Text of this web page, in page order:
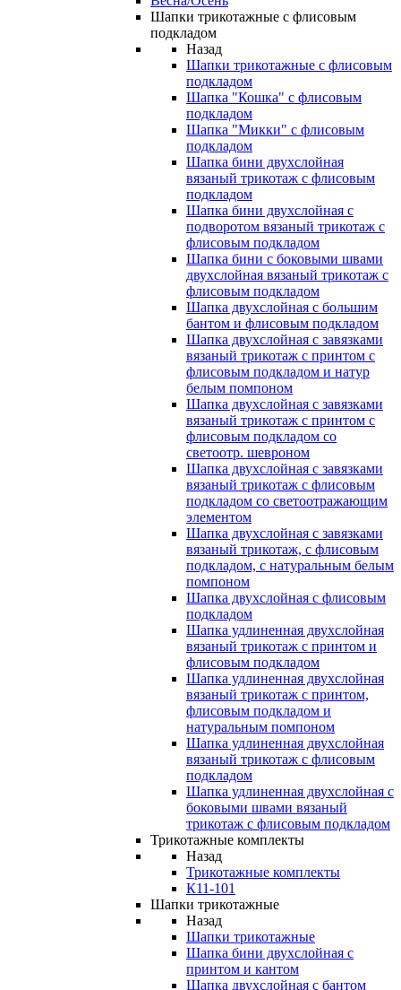
Шапки трикотажные с флисовым
подкладом
Назад
Шапки трикотажные с флисовым
подкладом
Шапка "Кошка" с флисовым
подкладом
Шапка "Микки" с флисовым
подкладом
Шапка бини двухслойная
вязаный трикотаж с флисовым
подкладом
Шапка бини двухслойная с
подворотом вязаный трикотаж с
флисовым подкладом
Шапка бини с боковыми швами
двухслойная вязаный трикотаж с
флисовым подкладом
Шапка двухслойная с большим
бантом и флисовым подкладом
Шапка двухслойная с завязками
вязаный трикотаж с принтом с
флисовым подкладом и натур
белым помпоном
Шапка двухслойная с завязками
вязаный трикотаж с принтом с
флисовым подкладом со
светоотр. шевроном
Шапка двухслойная с завязками
вязаный трикотаж с флисовым
подкладом со светоотражающим
элементом
Шапка двухслойная с завязками
вязаный трикотаж, с флисовым
подкладом, с натуральным белым
помпоном
Шапка двухслойная с флисовым
подкладом
Шапка удлиненная двухслойная
вязаный трикотаж с принтом и
флисовым подкладом
Шапка удлиненная двухслойная
вязаный трикотаж с принтом,
флисовым подкладом и
натуральным помпоном
Шапка удлиненная двухслойная
вязаный трикотаж с флисовым
подкладом
Шапка удлиненная двухслойная с
боковыми швами вязаный
трикотаж с флисовым подкладом
Трикотажные комплекты
Назад
Трикотажные комплекты
К11-101
Шапки трикотажные
Назад
Шапки трикотажные
Шапка бини двухслойная с
принтом и кантом
Шапка двухслойная с бантом